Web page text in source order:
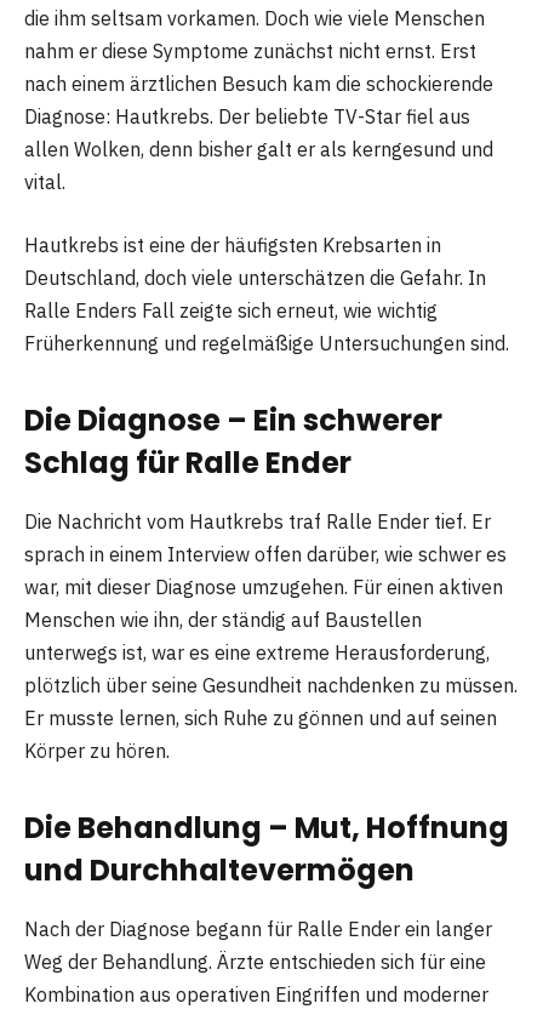
die ihm seltsam vorkamen. Doch wie viele Menschen
nahm er diese Symptome zunächst nicht ernst. Erst
nach einem ärztlichen Besuch kam die schockierende
Diagnose: Hautkrebs. Der beliebte TV-Star fiel aus
allen Wolken, denn bisher galt er als kerngesund und
vital.
Hautkrebs ist eine der häufigsten Krebsarten in
Deutschland, doch viele unterschätzen die Gefahr. In
Ralle Enders Fall zeigte sich erneut, wie wichtig
Früherkennung und regelmäßige Untersuchungen sind.
Die Diagnose – Ein schwerer
Schlag für Ralle Ender
Die Nachricht vom Hautkrebs traf Ralle Ender tief. Er
sprach in einem Interview offen darüber, wie schwer es
war, mit dieser Diagnose umzugehen. Für einen aktiven
Menschen wie ihn, der ständig auf Baustellen
unterwegs ist, war es eine extreme Herausforderung,
plötzlich über seine Gesundheit nachdenken zu müssen.
Er musste lernen, sich Ruhe zu gönnen und auf seinen
Körper zu hören.
Die Behandlung – Mut, Hoffnung
und Durchhaltevermögen
Nach der Diagnose begann für Ralle Ender ein langer
Weg der Behandlung. Ärzte entschieden sich für eine
Kombination aus operativen Eingriffen und moderner